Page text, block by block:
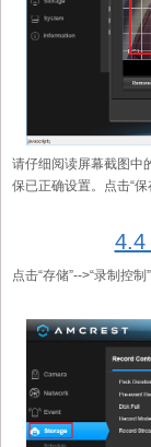
请仔细阅读屏幕截图中
保已正确设置。点击“保
4.4
点击“存储”-->“录制控